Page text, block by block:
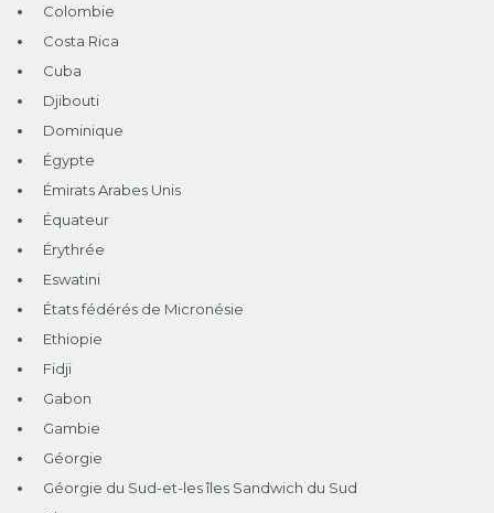
Colombie
Costa Rica
Cuba
Djibouti
Dominique
Égypte
Émirats Arabes Unis
Équateur
Érythrée
Eswatini
États fédérés de Micronésie
Ethiopie
Fidji
Gabon
Gambie
Géorgie
Géorgie du Sud-et-les îles Sandwich du Sud